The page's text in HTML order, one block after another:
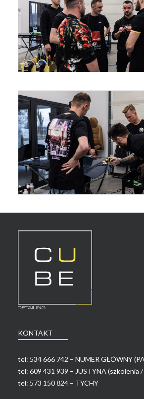
KONTAKT
tel: 534 666 742 – NUMER GŁÓWNY
tel: 609 431 939 – JUSTYNA (szkolenia
tel: 573 150 824 – TYCHY